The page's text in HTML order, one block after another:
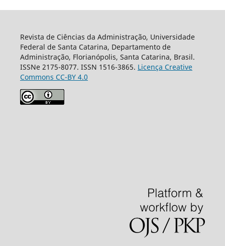
Revista de Ciências da Administração, Universidade
Federal de Santa Catarina, Departamento de
Administração, Florianópolis, Santa Catarina, Brasil.
ISSNe 2175-8077. ISSN 1516-3865. Licença Creative
Commons CC-BY 4.0